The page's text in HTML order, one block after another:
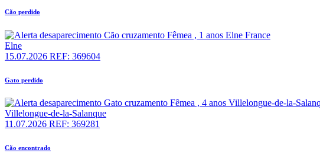
Cão perdido
Elne
15.07.2026 REF: 369604
Gato perdido
Villelongue-de-la-Salanque
11.07.2026 REF: 369281
Cão encontrado